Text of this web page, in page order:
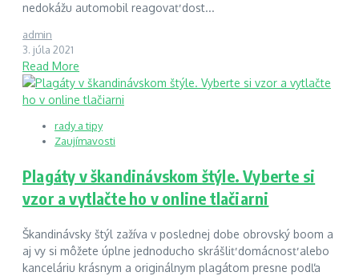
nedokážu automobil reagovať dost...
admin
3. júla 2021
Read More
rady a tipy
Zaujímavosti
Plagáty v škandinávskom štýle. Vyberte si
vzor a vytlačte ho v online tlačiarni
Škandinávsky štýl zažíva v poslednej dobe obrovský boom a
aj vy si môžete úplne jednoducho skrášliť domácnosť alebo
kanceláriu krásnym a originálnym plagátom presne podľa